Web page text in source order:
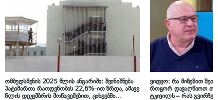
ომბუდსმენის 2025 წლის ანგარიში: შეინიშნება
პატიმართა რაოდენობის 22,6%-ით ზრდა, ამავე
წლის დეკემბრის მონაცემებით, ციხეებში
ვიდეო: რა მიზეზით
როგორ დავაღწიოთ
ტკივილს – რას